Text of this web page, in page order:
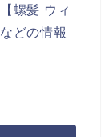
螺髪 ウィ
どの情報